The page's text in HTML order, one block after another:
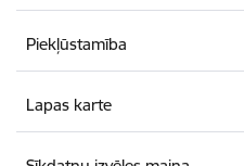
Piekļūstamība
Lapas karte